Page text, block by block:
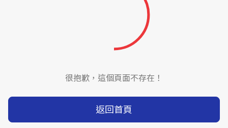
很抱歉，這個頁面不存在！
返回首頁